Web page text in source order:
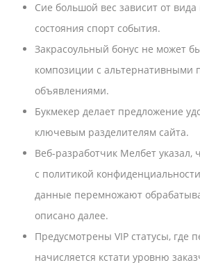
Сие большой вес зависит от вида
состояния спорт события.
Закрасоульный бонус не может
композиции с альтернативными
объявлениями.
Букмекер делает предложение
ключевым разделителям сайта.
Веб-разработчик Мелбет указал,
с политикой
данные перемножают
описано далее.
Предусмотрены VIP статусы, где
начисляется кстати уровню